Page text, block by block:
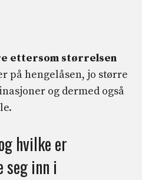
ettersom størrelsen
på hengelåsen, jo større
og dermed også
hvilke er
seg inn i